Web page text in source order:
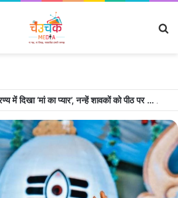
बारनवापारा अभ्यारण्य में दिखा ‘मां का प्यार’, नन्हें शावकों को पीठ पर बैठाकर घूमती दिखी मादा भालू